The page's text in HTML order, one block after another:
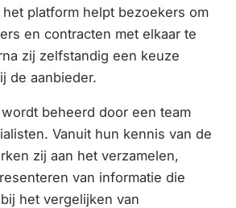
platform helpt bezoekers om
en contracten met elkaar te
zij zelfstandig een keuze
de aanbieder.
beheerd door een team
Vanuit hun kennis van de
zij aan het verzamelen,
van informatie die
het vergelijken van